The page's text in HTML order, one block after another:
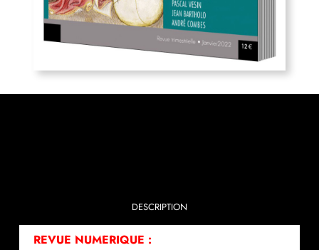
DESCRIPTION
REVUE NUMERIQUE :